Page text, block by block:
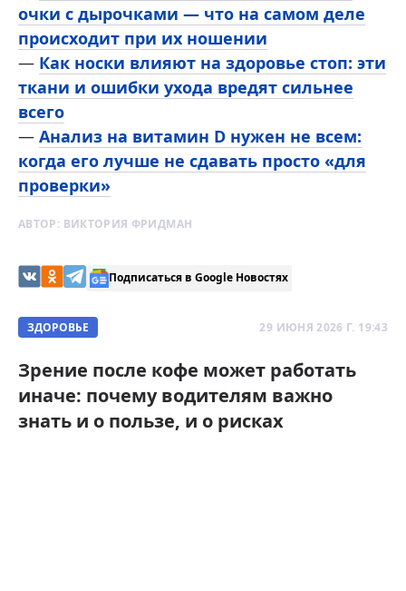
очки с дырочками — что на самом деле
происходит при их ношении
— Как носки влияют на здоровье стоп: эти
ткани и ошибки ухода вредят сильнее
всего
— Анализ на витамин D нужен не всем:
когда его лучше не сдавать просто «для
проверки»
АВТОР: ВИКТОРИЯ ФРИДМАН
Подписаться в Google Новостях
ЗДОРОВЬЕ 29 ИЮНЯ 2026 Г. 19:43
Зрение после кофе может работать
иначе: почему водителям важно
знать и о пользе, и о рисках